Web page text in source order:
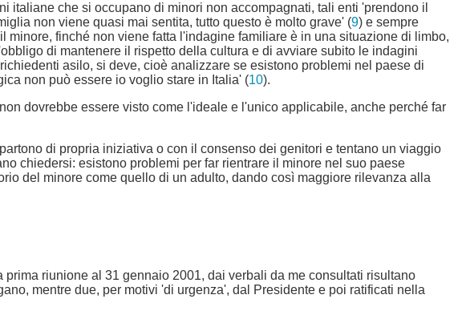
italiane che si occupano di minori non accompagnati, tali enti 'prendono il
non viene quasi mai sentita, tutto questo è molto grave' (9) e sempre
finché non viene fatta l'indagine familiare è in una situazione di limbo,
di mantenere il rispetto della cultura e di avviare subito le indagini
asilo, si deve, cioè analizzare se esistono problemi nel paese di
non può essere io voglio stare in Italia' (10).
dovrebbe essere visto come l'ideale e l'unico applicabile, anche perché far
di propria iniziativa o con il consenso dei genitori e tentano un viaggio
chiedersi: esistono problemi per far rientrare il minore nel suo paese
del minore come quello di un adulto, dando così maggiore rilevanza alla
riunione al 31 gennaio 2001, dai verbali da me consultati risultano
mentre due, per motivi 'di urgenza', dal Presidente e poi ratificati nella